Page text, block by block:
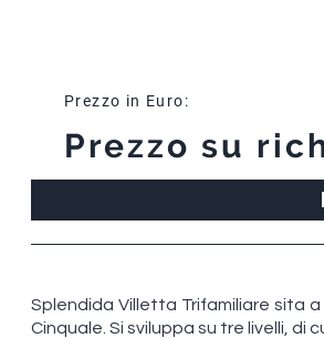
Prezzo in Euro:
Prezzo su
Splendida Villetta Trifamiliare sita
Cinquale. Si sviluppa su tre livelli, di